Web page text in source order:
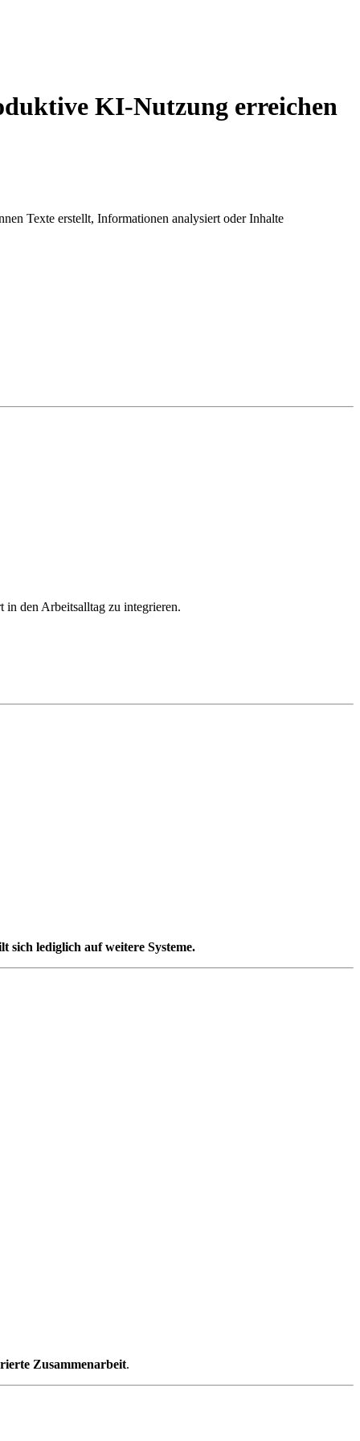
KI-Nutzung erreichen
Texte erstellt, Informationen analysiert oder Inhalte
den Arbeitsalltag zu integrieren.
sich lediglich auf weitere Systeme.
Zusammenarbeit.